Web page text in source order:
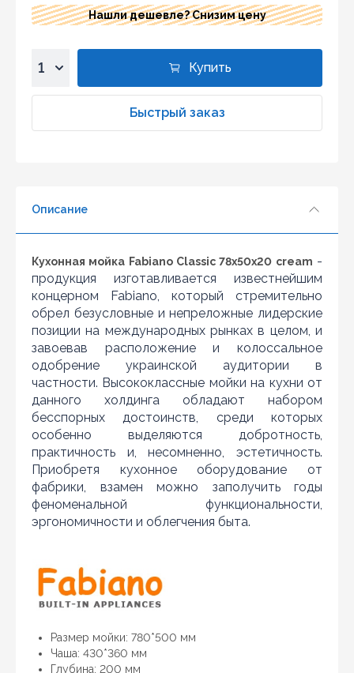
Нашли дешевле? Снизим цену
3
7
8
9
10
Купить
Быстрый заказ
Описание
Кухонная мойка Fabiano Classic 78x50x20 cream -
продукция изготавливается известнейшим
концерном Fabiano, который стремительно
обрел безусловные и непреложные лидерские
позиции на международных рынках в целом, и
завоевав расположение и колоссальное
одобрение украинской аудитории в
частности. Высококлассные мойки на кухни от
данного холдинга обладают набором
бесспорных достоинств, среди которых
особенно выделяются добротность,
практичность и, несомненно, эстетичность.
Приобретя кухонное оборудование от
фабрики, взамен можно заполучить годы
феноменальной функциональности,
эргономичности и облегчения быта.
Размер мойки: 780*500 мм
Чаша: 430*360 мм
Глубина: 200 мм
Нашли дешевле?
Уважаемы клиенты нашего магазина! Если вы блуждая
по интернету нашли цену нужного Вам товара
дешевле чем у нас... дайте нам знать, и мы будем рады